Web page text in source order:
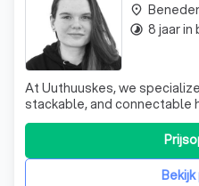
At Uuthuuskes, we
stackable, and connectable
spaces. Our unique
to traditional slow-paced
quality CLT mass timber.
solution or a permanent resi
place
timelapse 8 jaar in